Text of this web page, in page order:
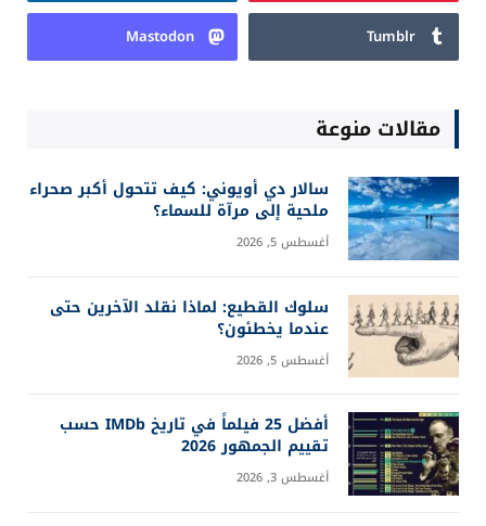
Tumblr
Mastodon
مقالات منوعة
سالار دي أويوني: كيف تتحول أكبر صحراء
ملحية إلى مرآة للسماء؟
أغسطس 5, 2026
سلوك القطيع: لماذا نقلد الآخرين حتى
عندما يخطئون؟
أغسطس 5, 2026
أفضل 25 فيلماً في تاريخ IMDb حسب
تقييم الجمهور 2026
أغسطس 3, 2026